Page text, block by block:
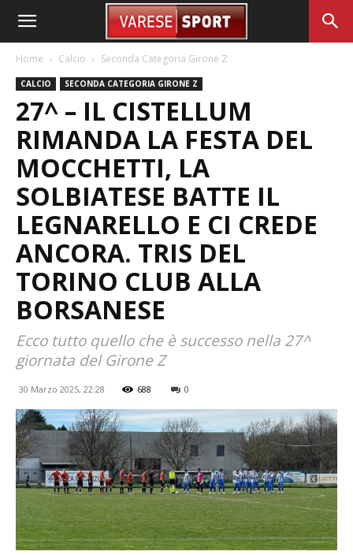
Home Calcio Seconda Categoria Girone Z
CALCIO SECONDA CATEGORIA GIRONE Z
27^ – IL CISTELLUM
RIMANDA LA FESTA DEL
MOCCHETTI, LA
SOLBIATESE BATTE IL
LEGNARELLO E CI CREDE
ANCORA. TRIS DEL
TORINO CLUB ALLA
BORSANESE
Ecco tutto quello che è successo nella 27^
giornata del Girone Z
30 Marzo 2025, 22:28 688 0